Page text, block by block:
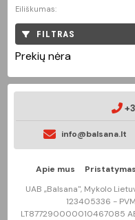
Eiliškumas:
FILTRAS
Prekių nėra
info@balsana.lt
Apie mus Pristatymas
UAB „Balsana", Mykolo
123405336 -
LT877290000010467085